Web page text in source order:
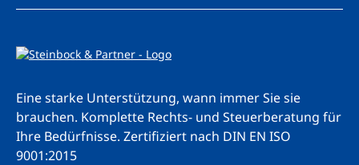
Eine starke Unterstützung, wann immer Sie sie
brauchen. Komplette Rechts- und Steuerberatung für
Ihre Bedürfnisse. Zertifiziert nach DIN EN ISO
9001:2015